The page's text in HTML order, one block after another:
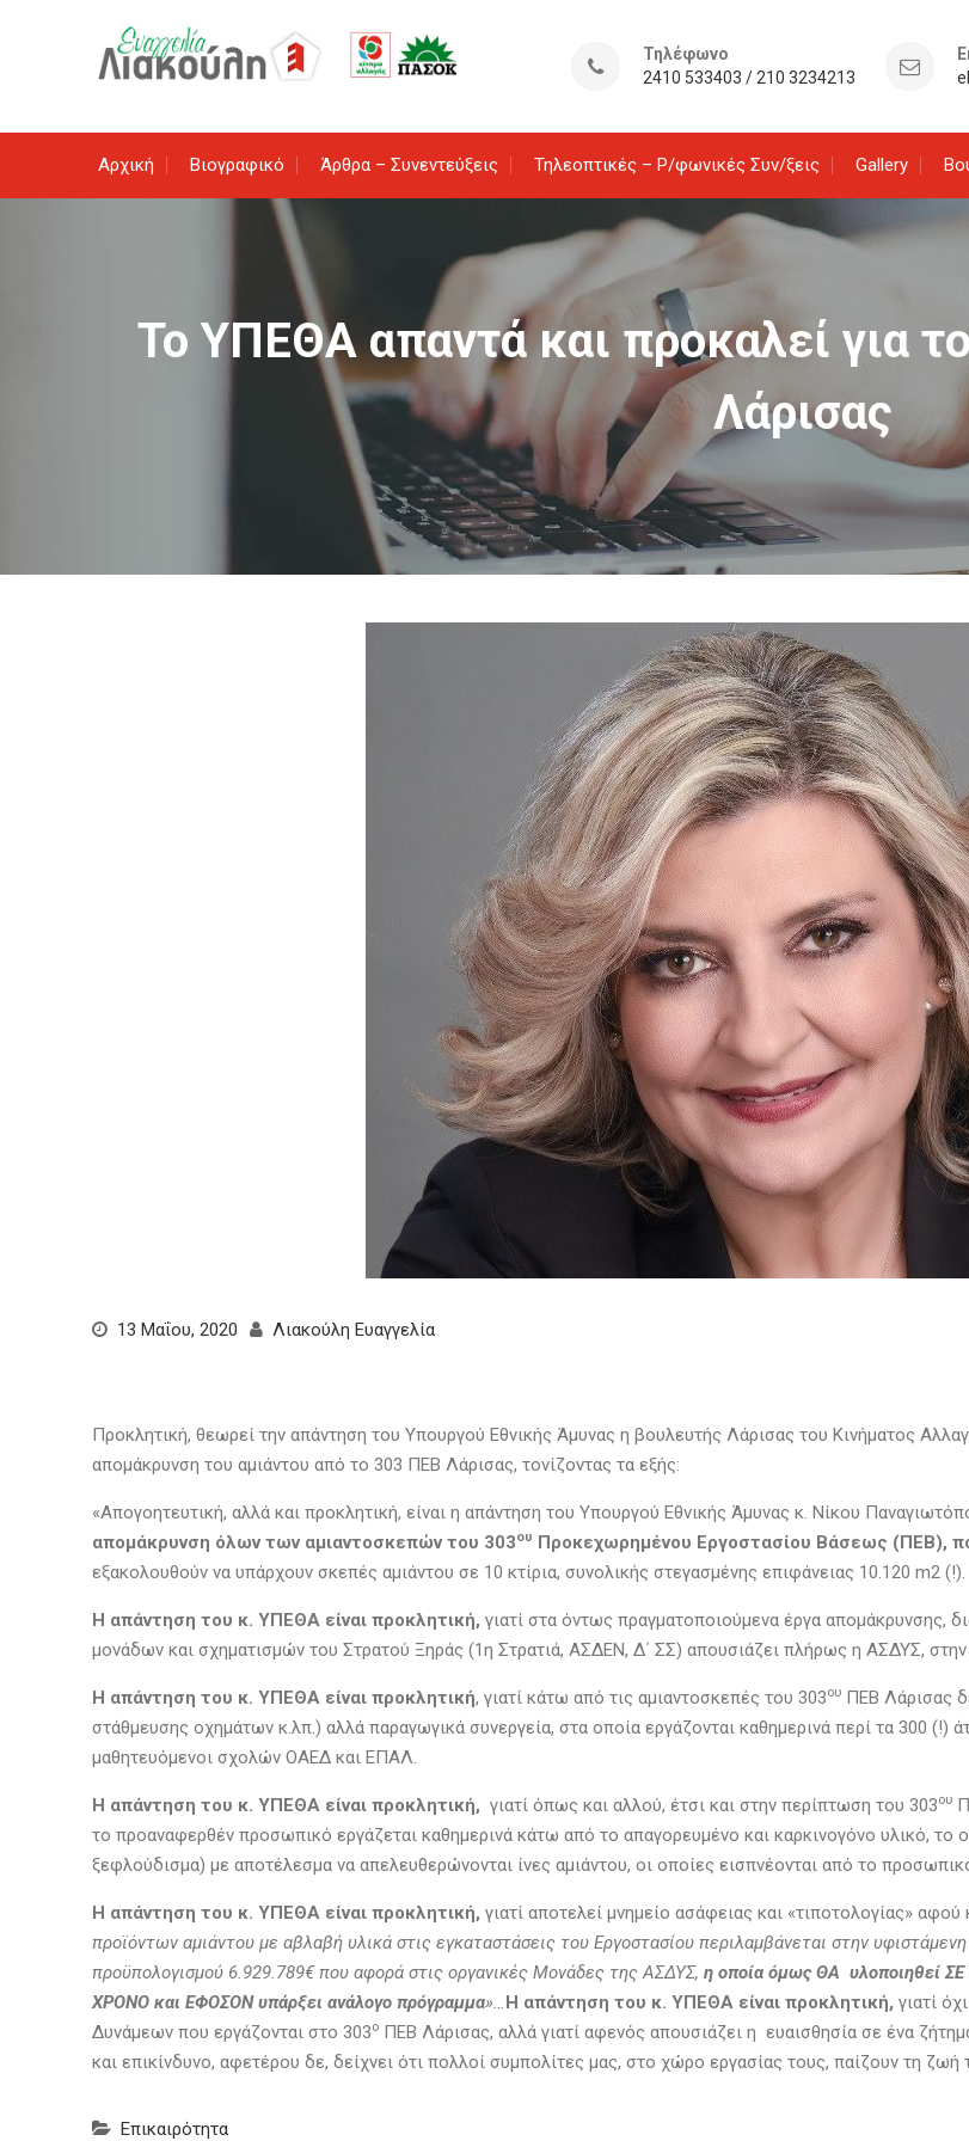
Τηλέφωνο
2410 533403 / 210 3234213
Αρχική Βιογραφικό Άρθρα – Συνεντεύξεις Τηλεοπτικές – Ρ/φωνικές Συν/ξεις Gallery
Το ΥΠΕΘΑ απαντά και προκαλεί για
Λάρισας
13 Μαΐου, 2020 Λιακούλη Ευαγγελία
Προκλητική, θεωρεί την απάντηση του Υπουργού Εθνικής Άμυνας η βουλευτής Λάρισας του Κινήματος
απομάκρυνση του αμιάντου από το 303 ΠΕΒ Λάρισας, τονίζοντας τα εξής:
«Απογοητευτική, αλλά και προκλητική, είναι η απάντηση του Υπουργού Εθνικής Άμυνας κ. Νίκου
απομάκρυνση όλων των αμιαντοσκεπών του 303ου Προκεχωρημένου Εργοστασίου Βάσεως (ΠΕΒ),
εξακολουθούν να υπάρχουν σκεπές αμιάντου σε 10 κτίρια, συνολικής στεγασμένης επιφάνειας 10.120 m2 (!).
Η απάντηση του κ. ΥΠΕΘΑ είναι προκλητική, γιατί στα όντως πραγματοποιούμενα έργα απομάκρυνσης,
μονάδων και σχηματισμών του Στρατού Ξηράς (1η Στρατιά, ΑΣΔΕΝ, Δ΄ ΣΣ) απουσιάζει πλήρως η ΑΣΔΥΣ,
Η απάντηση του κ. ΥΠΕΘΑ είναι προκλητική, γιατί κάτω από τις αμιαντοσκεπές του 303ου ΠΕΒ Λάρισας
στάθμευσης οχημάτων κ.λπ.) αλλά παραγωγικά συνεργεία, στα οποία εργάζονται καθημερινά περί τα 300
μαθητευόμενοι σχολών ΟΑΕΔ και ΕΠΑΛ.
Η απάντηση του κ. ΥΠΕΘΑ είναι προκλητική, γιατί όπως και αλλού, έτσι και στην περίπτωση του 303ου
το προαναφερθέν προσωπικό εργάζεται καθημερινά κάτω από το απαγορευμένο και καρκινογόνο υλικό,
ξεφλούδισμα) με αποτέλεσμα να απελευθερώνονται ίνες αμιάντου, οι οποίες εισπνέονται από το
Η απάντηση του κ. ΥΠΕΘΑ είναι προκλητική, γιατί αποτελεί μνημείο ασάφειας και «τιποτολογίας» αφού
προϊόντων αμιάντου με αβλαβή υλικά στις εγκαταστάσεις του Εργοστασίου περιλαμβάνεται στην
προϋπολογισμού 6.929.789€ που αφορά στις οργανικές Μονάδες της ΑΣΔΥΣ, η οποία όμως ΘΑ υλοποιηθεί
ΧΡΟΝΟ και ΕΦΟΣΟΝ υπάρξει ανάλογο πρόγραμμα»…Η απάντηση του κ. ΥΠΕΘΑ είναι προκλητική, γιατί
Δυνάμεων που εργάζονται στο 303ο ΠΕΒ Λάρισας, αλλά γιατί αφενός απουσιάζει η ευαισθησία σε ένα
και επικίνδυνο, αφετέρου δε, δείχνει ότι πολλοί συμπολίτες μας, στο χώρο εργασίας τους, παίζουν τη
Επικαιρότητα